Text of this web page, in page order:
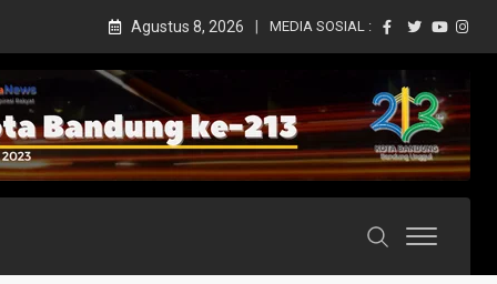
Agustus 8, 2026 MEDIA SOSIAL :